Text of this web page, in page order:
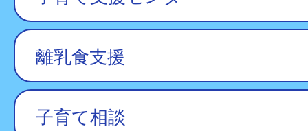
離乳食支援
子育て相談